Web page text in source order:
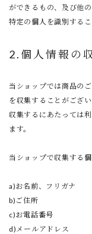
ができるもの、及び他
特定の個人を識別する
2.個人情報の
当ショップでは商品の
を収集することがござい
収集するにあたっては
ます。
当ショップで収集する
a)お名前、フリガナ
b)ご住所
c)お電話番号
d)メールアドレス